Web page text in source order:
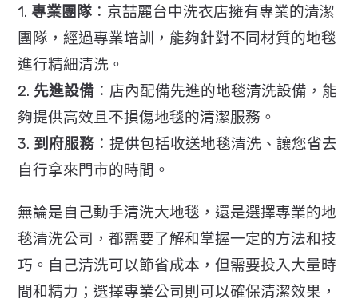
1.專業團隊 ：京喆麗台中洗衣店擁有專業的清潔
團隊，經過專業培訓，能夠針對不同材質的地毯
進行精細清洗。
2. 先進設備 ：店內配備先進的地毯清洗設備，能
夠提供高效且不損傷地毯的清潔服務。
3. 到府服務 ：提供包括收送地毯清洗、讓您省去
自行拿來門市的時間。
無論是自己動手清洗大地毯，還是選擇專業的地
毯清洗公司，都需要了解和掌握一定的方法和技
巧。自己清洗可以節省成本，但需要投入大量時
間和精力；選擇專業公司則可以確保清潔效果，